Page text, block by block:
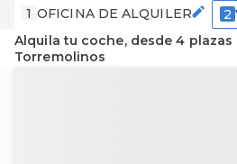
1 OFICINA DE ALQUILER 2
Alquila tu coche, desde 4 plazas
Torremolinos